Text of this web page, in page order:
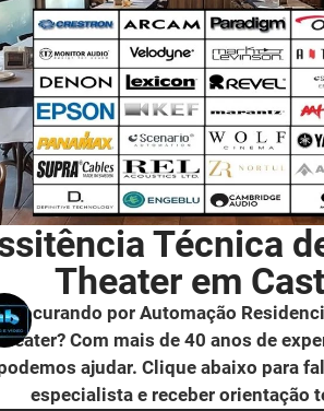
Técnica
Theater em
Procurando por Automação
Com mais de 40 anos de
ajudar. Clique abaixo para
especialista e receber orientação